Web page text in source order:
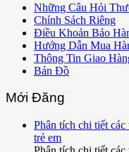
Những Câu Hỏi
Chính Sách Riêng
Điều Khoản Bảo
Hướng Dẫn Mua
Thông Tin Giao
Bản Đồ
Mới Đăng
Phân tích chi tiết
trẻ em